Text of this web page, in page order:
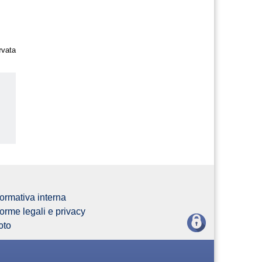
interna
legali e privacy